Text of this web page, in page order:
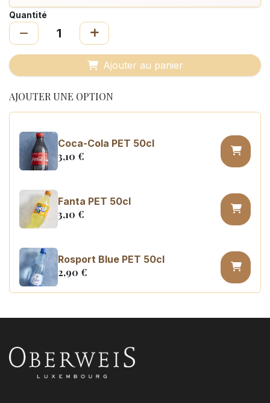
Quantité
Ajouter au panier
AJOUTER UNE OPTION
Coca-Cola PET 50cl
3,10 €
Fanta PET 50cl
3,10 €
Rosport Blue PET 50cl
2,90 €